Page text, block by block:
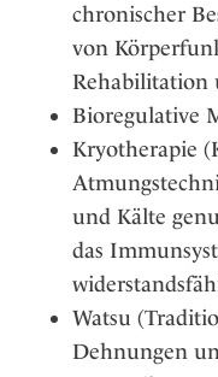
chronischer
von
Rehabilitation
Bioregulative
Kryotherapie
und Kälte
das
Watsu
Dehnungen